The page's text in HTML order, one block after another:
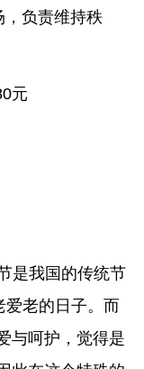
，负责维持秩
元
是我国的传统节
爱老的日子。而
与呵护，觉得是